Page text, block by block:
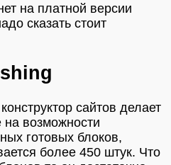
на платной версии
сказать стоит
сайтов делает
на возможности
готовых блоков,
более 450 штук. Что